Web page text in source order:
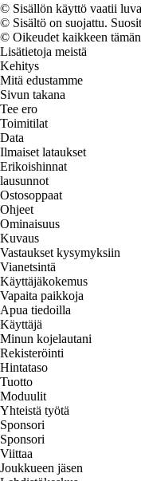
© Sisällön käyttö vaatii
© Sisältö on suojattu.
© Oikeudet kaikkeen
Lisätietoja meistä
Kehitys
Mitä edustamme
Sivun takana
Tee ero
Toimitilat
Data
Ilmaiset lataukset
Erikoishinnat
lausunnot
Ostosoppaat
Ohjeet
Ominaisuus
Kuvaus
Vastaukset kysymyksiin
Vianetsintä
Käyttäjäkokemus
Vapaita paikkoja
Apua tiedoilla
Käyttäjä
Minun kojelautani
Rekisteröinti
Hintataso
Tuotto
Moduulit
Yhteistä työtä
Sponsori
Sponsori
Viittaa
Joukkueen jäsen